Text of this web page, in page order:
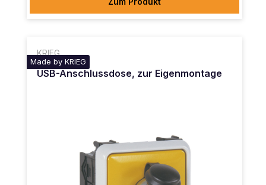
KRIEG
Made by KRIEG
USB-Anschlussdose, zur Eigenmontage